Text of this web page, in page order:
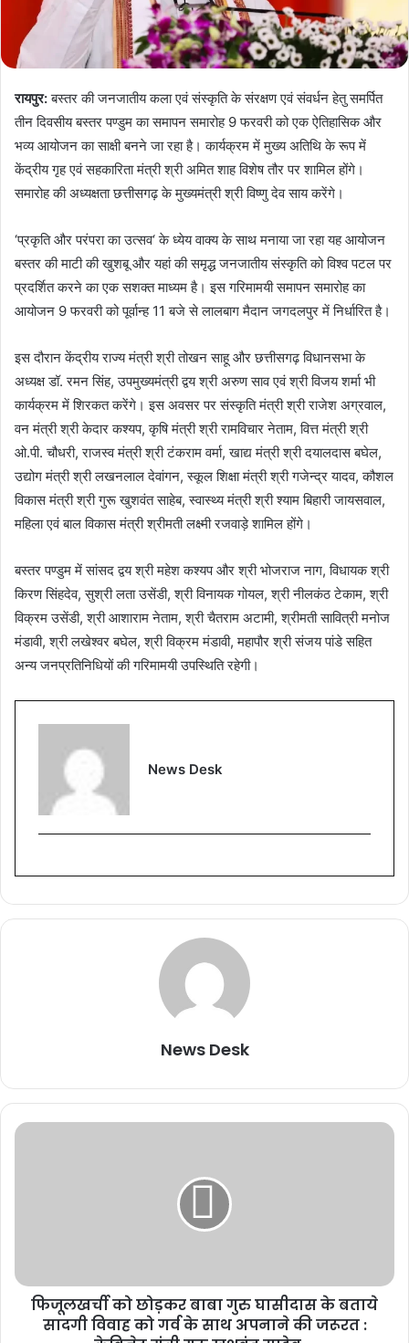
रायपुर:बस्तर की जनजातीय कला एवं संस्कृति के संरक्षण एवं संवर्धन हेतु समर्पित
तीन दिवसीय बस्तर पण्डुम का समापन समारोह 9 फरवरी को एक ऐतिहासिक और
भव्य आयोजन का साक्षी बनने जा रहा है। कार्यक्रम में मुख्य अतिथि के रूप में
केंद्रीय गृह एवं सहकारिता मंत्री श्री अमित शाह विशेष तौर पर शामिल होंगे।
समारोह की अध्यक्षता छत्तीसगढ़ के मुख्यमंत्री श्री विष्णु देव साय करेंगे।
‘प्रकृति और परंपरा का उत्सव‘ के ध्येय वाक्य के साथ मनाया जा रहा यह आयोजन
बस्तर की माटी की खुशबू और यहां की समृद्ध जनजातीय संस्कृति को विश्व पटल पर
प्रदर्शित करने का एक सशक्त माध्यम है। इस गरिमामयी समापन समारोह का
आयोजन 9 फरवरी को पूर्वान्ह 11 बजे से लालबाग मैदान जगदलपुर में निर्धारित है।
इस दौरान केंद्रीय राज्य मंत्री श्री तोखन साहू और छत्तीसगढ़ विधानसभा के
अध्यक्ष डॉ. रमन सिंह, उपमुख्यमंत्री द्वय श्री अरुण साव एवं श्री विजय शर्मा भी
कार्यक्रम में शिरकत करेंगे। इस अवसर पर संस्कृति मंत्री श्री राजेश अग्रवाल,
वन मंत्री श्री केदार कश्यप, कृषि मंत्री श्री रामविचार नेताम, वित्त मंत्री श्री
ओ.पी. चौधरी, राजस्व मंत्री श्री टंकराम वर्मा, खाद्य मंत्री श्री दयालदास बघेल,
उद्योग मंत्री श्री लखनलाल देवांगन, स्कूल शिक्षा मंत्री श्री गजेन्द्र यादव, कौशल
विकास मंत्री श्री गुरू खुशवंत साहेब, स्वास्थ्य मंत्री श्री श्याम बिहारी जायसवाल,
महिला एवं बाल विकास मंत्री श्रीमती लक्ष्मी रजवाड़े शामिल होंगे।
बस्तर पण्डुम में सांसद द्वय श्री महेश कश्यप और श्री भोजराज नाग, विधायक श्री
किरण सिंहदेव, सुश्री लता उसेंडी, श्री विनायक गोयल, श्री नीलकंठ टेकाम, श्री
विक्रम उसेंडी, श्री आशाराम नेताम, श्री चैतराम अटामी, श्रीमती सावित्री मनोज
मंडावी, श्री लखेश्वर बघेल, श्री विक्रम मंडावी, महापौर श्री संजय पांडे सहित
अन्य जनप्रतिनिधियों की गरिमामयी उपस्थिति रहेगी।
News Desk
News Desk
फिजूलखर्ची को छोड़कर बाबा गुरु घासीदास के बताये
सादगी विवाह को गर्व के साथ अपनाने की जरूरत :